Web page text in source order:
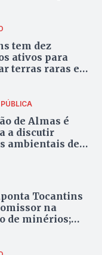
tem dez
ativos para
terras raras em
de Almas é
a discutir
ambientais de
Tocantins
na
de minérios;